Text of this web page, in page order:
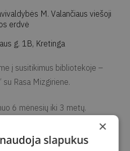
M. Valančiaus viešoji
erdvė
g. 1B, Kretinga
į susitikimus bibliotekoje –
su Rasa Mizgiriene.
6 mėnesių iki 3 metų.
Vaikų edukacijos
×
slapukus